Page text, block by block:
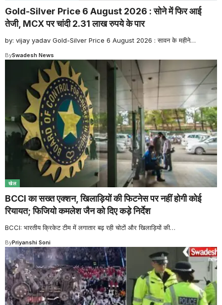
Gold-Silver Price 6 August 2026 : सोने में फिर आई
तेजी, MCX पर चांदी 2.31 लाख रुपये के पार
by: vijay yadav Gold-Silver Price 6 August 2026 : सावन के महीने…
BySwadesh News
खेल
BCCI का सख्त एक्शन, खिलाड़ियों की फिटनेस पर नहीं होगी कोई
रियायत; फिजियो कमलेश जैन को दिए कड़े निर्देश
BCCI: भारतीय क्रिकेट टीम में लगातार बढ़ रही चोटों और खिलाड़ियों की…
ByPriyanshi Soni